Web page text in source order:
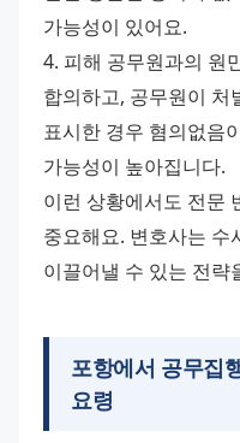
가능성이 있어요.
4. 피해 공무원과의 원
합의하고, 공무원이 처
표시한 경우 혐의없음
가능성이 높아집니다.
이런 상황에서도 전문
중요해요. 변호사는 수
이끌어낼 수 있는 전략
포항에서 공무집
요령